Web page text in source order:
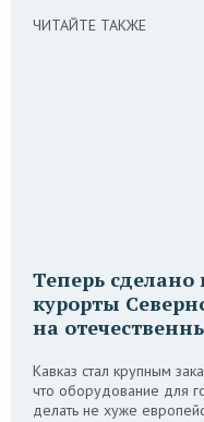
ЧИТАЙТЕ ТАКЖЕ
Теперь сделано
курорты
на
Кавказ стал крупным
что оборудование для
делать не хуже